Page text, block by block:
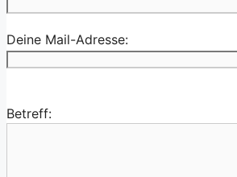
Deine Mail-Adresse:
Betreff: